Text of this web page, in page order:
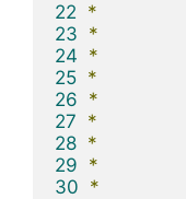
22 *
23 *
24 *
25 *
26 *
27 *
28 *
29 *
30 *